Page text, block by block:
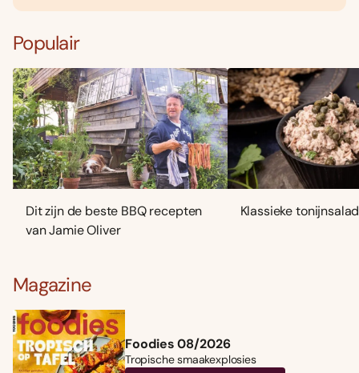
Populair
Dit zijn de beste BBQ recepten
van Jamie Oliver
Klassieke
Magazine
Foodies 08/2026
Tropische smaakexplosies